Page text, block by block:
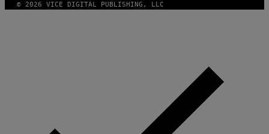
© 2026 VICE DIGITAL PUBLISHING, LLC